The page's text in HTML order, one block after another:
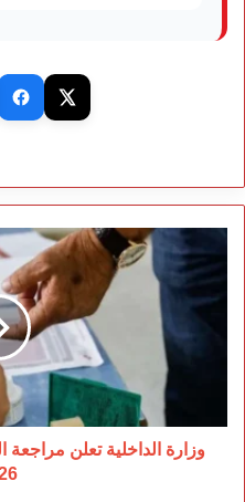
وزارة
الداخلية
تعلن
مراجعة
اللوائح
الانتخابية
تشريعيات
2026
وزارة الداخلية تعلن مراجعة